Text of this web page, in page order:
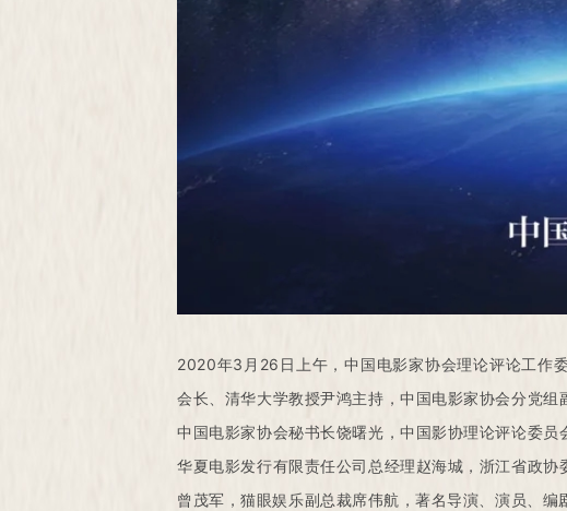
2020年3月26日上午，中国电影家协会理论评论工作
会长、清华大学教授尹鸿主持，中国电影家协会分党
中国电影家协会秘书长饶曙光，中国影协理论评论委
华夏电影发行有限责任公司总经理赵海城，浙江省政
曾茂军，猫眼娱乐副总裁席伟航，著名导演、演员、编